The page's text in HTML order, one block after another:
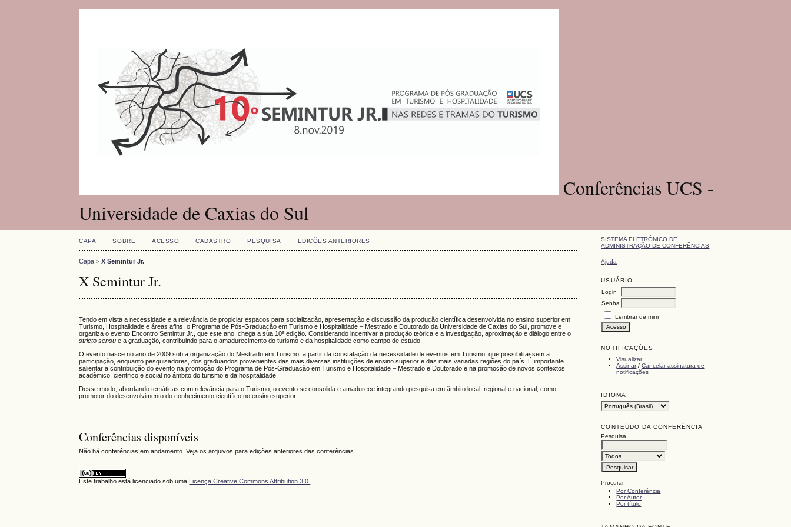
Conferências UCS -
Universidade de Caxias do Sul
SISTEMA ELETRÔNICO DE
ADMINISTRAÇÃO DE CONFERÊNCIAS
Ajuda
USUÁRIO
Login
Senha
Lembrar de mim
NOTIFICAÇÕES
Visualizar
Assinar/Cancelar assinatura de
notificações
IDIOMA
CONTEÚDO DA CONFERÊNCIA
Pesquisa
Procurar
Por Conferência
Por Autor
Por título
CAPA SOBRE ACESSO CADASTRO PESQUISA EDIÇÕES ANTERIORES
Capa >X Semintur Jr.
X Semintur Jr.
Tendo em vista a necessidade e a relevância de propiciar espaços para socialização, apresentação e discussão da produção científica desenvolvida no ensino superior em
Turismo, Hospitalidade e áreas afins, o Programa de Pós-Graduação em Turismo e Hospitalidade – Mestrado e Doutorado da Universidade de Caxias do Sul, promove e
organiza o evento Encontro Semintur Jr., que este ano, chega a sua 10ª edição. Considerando incentivar a produção teórica e a investigação, aproximação e diálogo entre o
stricto sensu e a graduação, contribuindo para o amadurecimento do turismo e da hospitalidade como campo de estudo.
O evento nasce no ano de 2009 sob a organização do Mestrado em Turismo, a partir da constatação da necessidade de eventos em Turismo, que possibilitassem a
participação, enquanto pesquisadores, dos graduandos provenientes das mais diversas instituições de ensino superior e das mais variadas regiões do país. É importante
salientar a contribuição do evento na promoção do Programa de Pós-Graduação em Turismo e Hospitalidade – Mestrado e Doutorado e na promoção de novos contextos
acadêmico, cientifico e social no âmbito do turismo e da hospitalidade.
Desse modo, abordando temáticas com relevância para o Turismo, o evento se consolida e amadurece integrando pesquisa em âmbito local, regional e nacional, como
promotor do desenvolvimento do conhecimento científico no ensino superior.
Conferências disponíveis
Não há conferências em andamento. Veja os arquivos para edições anteriores das conferências.
Este trabalho está licenciado sob uma Licença Creative Commons Attribution 3.0